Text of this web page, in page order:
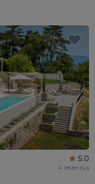
5.0
4 recenzija